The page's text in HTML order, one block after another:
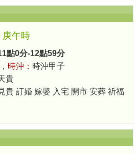
庚午時
點0分-12點59分
時沖： 時沖甲子
貴
貴 訂婚 嫁娶 入宅 開市 安葬 祈福